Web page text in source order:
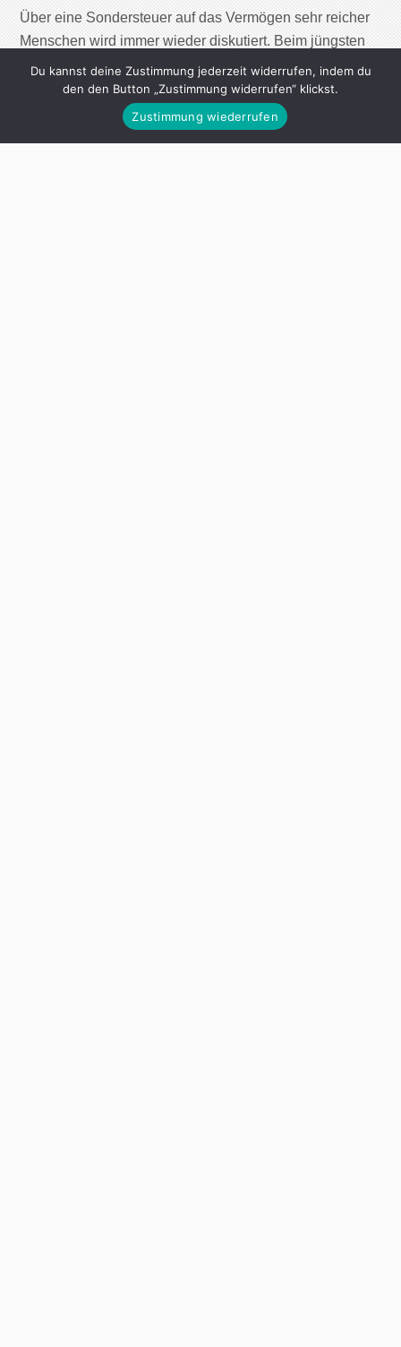
Über eine Sondersteuer auf das Vermögen sehr reicher
Menschen wird immer wieder diskutiert. Beim jüngsten
G20-Gipfel machte der brasilianische Präsident Lula da
Silva einen konkreten Vorschlag: Alle Individuen, die
mindestens eine Milliarde Dollar besitzen, sollen darauf
jährlich eine Abgabe von zwei Prozent zahlen. Was
Du kannst deine Zustimmung jederzeit widerrufen, indem du
den den Button „Zustimmung widerrufen“ klickst.
Zustimmung wiederrufen